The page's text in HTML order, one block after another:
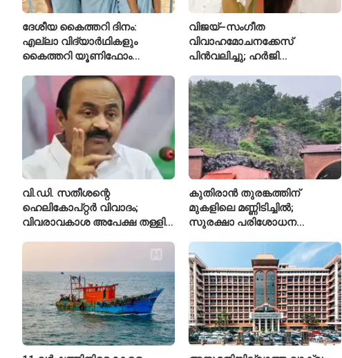
ദേശീയ കൈത്തറി ദിനം:
എല്ലാ വിദ്യാർഥികളും
കൈത്തറി യൂണിഫോം
സ്കൂൾ വേറിട്ട മാതൃക
വിജയ്–സംഗീത
വിവാഹമോചനക്കേസ്
പിൻവലിച്ചു; ഹർജി
അവസാനിപ്പിച്ച് കോടതി
വി.ഡി. സതീശന്റെ
ഹെലികോപ്റ്റർ വിവാദം;
വിവരാവകാശ അപേക്ഷ തള്ളി
കുതിരാൻ തുരങ്കത്തിന്
മുകളിലെ മണ്ണിടിച്ചിൽ;
സുരക്ഷാ പരിശോധന